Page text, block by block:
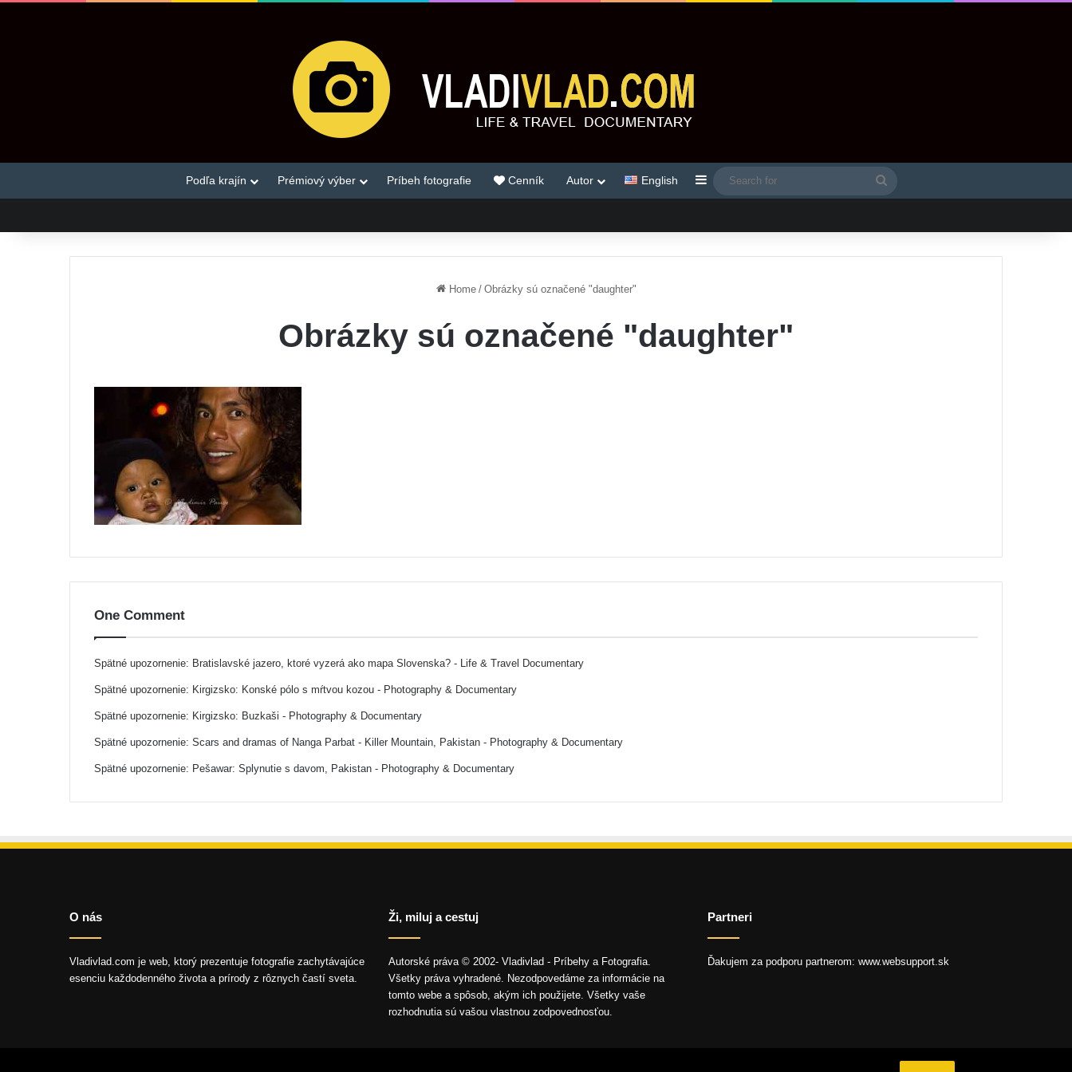
Podľa krajín Prémiový výber Príbeh fotografie Cenník Autor English Sidebar
Home / Obrázky sú označené "daughter"
Obrázky sú označené "daughter"
One Comment
Spätné upozornenie: Bratislavské jazero, ktoré vyzerá ako mapa Slovenska? - Life & Travel Documentary
Spätné upozornenie: Kirgizsko: Konské pólo s mŕtvou kozou - Photography & Documentary
Spätné upozornenie: Kirgizsko: Buzkaši - Photography & Documentary
Spätné upozornenie: Scars and dramas of Nanga Parbat - Killer Mountain, Pakistan - Photography & Documentary
Spätné upozornenie: Pešawar: Splynutie s davom, Pakistan - Photography & Documentary
O nás
Vladivlad.com je web, ktorý prezentuje fotografie zachytávajúce
esenciu každodenného života a prírody z rôznych častí sveta.
Ži, miluj a cestuj
Autorské práva © 2002- Vladivlad - Príbehy a Fotografia.
Všetky práva vyhradené. Nezodpovedáme za informácie na
tomto webe a spôsob, akým ich použijete. Všetky vaše
rozhodnutia sú vašou vlastnou zodpovednosťou.
Partneri
Ďakujem za podporu partnerom: www.websupport.sk